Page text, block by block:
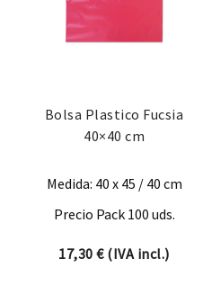
Bolsa Plastico Fucsia
40×40 cm
Medida: 40 x 45 / 40 cm
Precio Pack 100 uds.
17,30€(IVA incl.)